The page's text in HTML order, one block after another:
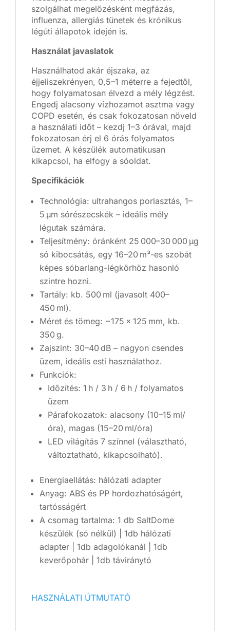
szolgálhat megelőzésként megfázás,
influenza, allergiás tünetek és krónikus
légúti állapotok idején is.
Használat javaslatok
Használhatod akár éjszaka, az
éjjeliszekrényen, 0,5–1 méterre a fejedtől,
hogy folyamatosan élvezd a mély légzést.
Engedj alacsony vízhozamot asztma vagy
COPD esetén, és csak fokozatosan növeld
a használati időt – kezdj 1–3 órával, majd
fokozatosan érj el 6 órás folyamatos
üzemet. A készülék automatikusan
kikapcsol, ha elfogy a sóoldat.
Specifikációk
Technológia: ultrahangos porlasztás, 1–
5 µm sórészecskék – ideális mély
légutak számára.
Teljesítmény: óránként 25 000–30 000 µg
só kibocsátás, egy 16–20 m³-es szobát
képes sóbarlang-légkörhöz hasonló
szintre hozni.
Tartály: kb. 500 ml (javasolt 400–
450 ml).
Méret és tömeg: ~175 × 125 mm, kb.
350 g.
Zajszint: 30–40 dB – nagyon csendes
üzem, ideális esti használathoz.
Funkciók:
Időzítés: 1 h / 3 h / 6 h / folyamatos
üzem
Párafokozatok: alacsony (10–15 ml/
óra), magas (15–20 ml/óra)
LED világítás 7 színnel (választható,
változtatható, kikapcsolható).
Energiaellátás: hálózati adapter
Anyag: ABS és PP hordozhatóságért,
tartósságért
A csomag tartalma: 1 db SaltDome
készülék (só nélkül) | 1db hálózati
adapter | 1db adagolókanál | 1db
keverőpohár | 1db táviránytó
HASZNÁLATI ÚTMUTATÓ